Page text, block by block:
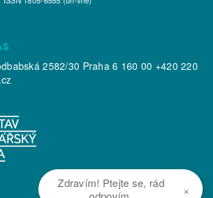
2582/30 Praha 6 160 00 +420 220
Zdravím! Ptejte se, rád
×